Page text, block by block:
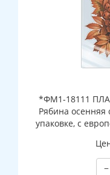
*ФМ1-18111
Рябина осенняя
упаковке, с
−